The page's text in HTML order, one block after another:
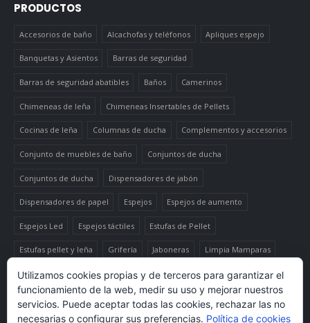
PRODUCTOS
Accesorios de baño Alcachofas y teléfonos Apliques espejo
Banquetas y Asientos Barras de seguridad
Barras de seguridad abatibles Baños Camerinos
Chimeneas de leña Chimeneas Insertables de Pellets
Cocinas de leña Columnas de ducha Complementos y accesorios
Conjunto de muebles de baño Conjuntos de ducha
Conjuntos de ducha Dispensadores de jabón
Dispensadores de papel Espejos Espejos de aumento
Espejos Led Espejos táctiles Estufas de Pellet
Estufas pellet y leña Grifería Jaboneras Limpia Mamparas
Luminaria Mueble auxiliar alto Muebles de baño Papeleras
Termo-productos de leña TermoChimeneas de Pellets
Utilizamos cookies propias y de terceros para garantizar el
funcionamiento de la web, medir su uso y mejorar nuestros
servicios. Puede aceptar todas las cookies, rechazar las no
necesarias o configurar sus preferencias. Política de cookies